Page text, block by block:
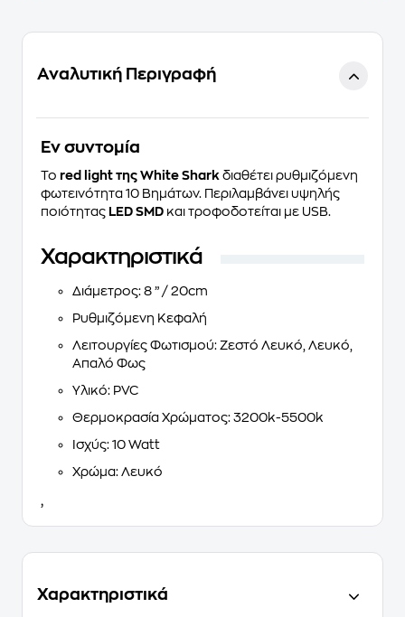
Αναλυτική Περιγραφή
Eν συντομία
Το red light της White Shark διαθέτει ρυθμιζόμενη
φωτεινότητα 10 Βημάτων. Περιλαμβάνει υψηλής
ποιότητας LED SMD και τροφοδοτείται με USB.
Χαρακτηριστικά
Διάμετρος: 8 ” / 20cm
Ρυθμιζόμενη Κεφαλή
Λειτουργίες Φωτισμού: Ζεστό Λευκό, Λευκό,
Απαλό Φως
Υλικό: PVC
Θερμοκρασία Χρώματος: 3200k-5500k
Ισχύς: 10 Watt
Χρώμα: Λευκό
,
Χαρακτηριστικά